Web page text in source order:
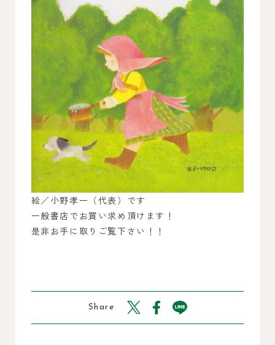
絵／小野孝一（代表）です
一般書店でお買い求め頂けます！
是非お手に取りご覧下さい！！
Share